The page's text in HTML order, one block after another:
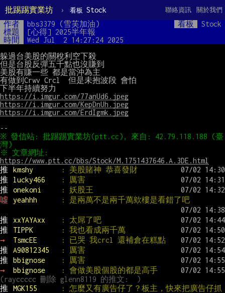
批踢踢實業坊 › 看板 Stock 關於我們
聯絡資訊
作者 bbs3379 (雪芙加油) 看板
Stock
標題
[心得] 2025半年報
時間
Wed Jul  2 14:27:24 2025
躲過台美股的關稅利空下殺
但是台股反彈五千點也沒賺到
美股有賺一些 都是當沖為主
有做到Crwv Crcl  但是未抱波段 會怕
https://i.imgur.com/77anUd6.jpeg
https://i.imgur.com/KepDnUh.jpeg
https://i.imgur.com/ErdIgmk.jpeg
※ 發信站: 批踢踢實業坊(ptt.cc), 來自: 42.79.118.188 (臺
https://www.ptt.cc/bbs/Stock/M.1751437646.A.3DE.html
推
kmshy
: 美股賭神 恭喜發財
推
lucky466
: 厲害
推
onekoni
: 妖股王
噓
yeahhh : 是兩萬不是兩千萬欸樓是看錯了吧
推 xxYAYAxx
: 太屌了吧
推
TIPPK
: 我也看成兩千萬
→
TsmcEE
: 已哭 我crcl 還補倉在糕點
推
A90812345
: 厲害
推
bbignose
: 厲害
→
bbignose
: 會做美股個股的都是高手
(rayccccc 刪除 glenn8119 的推文:  )
推
MGK155
: 怎麼又有廣告仔了？板主，快來把廣告仔抓